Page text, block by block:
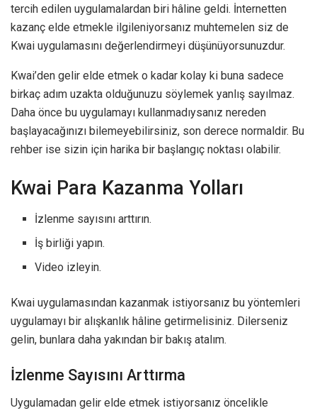
tercih edilen uygulamalardan biri hâline geldi. İnternetten
kazanç elde etmekle ilgileniyorsanız muhtemelen siz de
Kwai uygulamasını değerlendirmeyi düşünüyorsunuzdur.
Kwai’den gelir elde etmek o kadar kolay ki buna sadece
birkaç adım uzakta olduğunuzu söylemek yanlış sayılmaz.
Daha önce bu uygulamayı kullanmadıysanız nereden
başlayacağınızı bilemeyebilirsiniz, son derece normaldir. Bu
rehber ise sizin için harika bir başlangıç noktası olabilir.
Kwai Para Kazanma Yolları
İzlenme sayısını arttırın.
İş birliği yapın.
Video izleyin.
Kwai uygulamasından kazanmak istiyorsanız bu yöntemleri
uygulamayı bir alışkanlık hâline getirmelisiniz. Dilerseniz
gelin, bunlara daha yakından bir bakış atalım.
İzlenme Sayısını Arttırma
Uygulamadan gelir elde etmek istiyorsanız öncelikle